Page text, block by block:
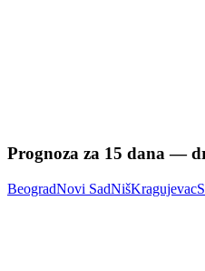
Prognoza za 15 dana —
BeogradNovi SadNišKragujevac